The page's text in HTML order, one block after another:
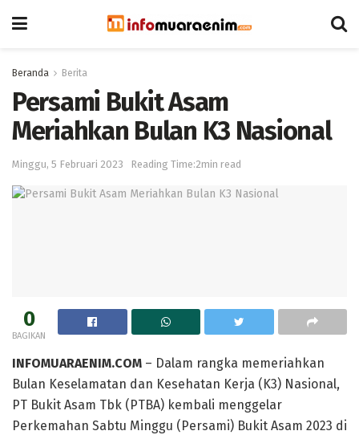
Beranda Berita
Persami Bukit Asam
Meriahkan Bulan K3 Nasional
Minggu, 5 Februari 2023 Reading Time:2min read
0
BAGIKAN
INFOMUARAENIM.COM – Dalam rangka memeriahkan
Bulan Keselamatan dan Kesehatan Kerja (K3) Nasional,
PT Bukit Asam Tbk (PTBA) kembali menggelar
Perkemahan Sabtu Minggu (Persami) Bukit Asam 2023 di